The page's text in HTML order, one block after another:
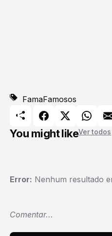
FamaFamosos
You might likeVer todos
Error: Nenhum resultado
Comentar...